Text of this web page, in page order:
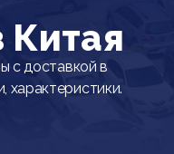
Китая
с доставкой в
характеристики.